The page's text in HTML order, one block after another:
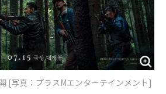
[写真：プラスMエンターテインメント]